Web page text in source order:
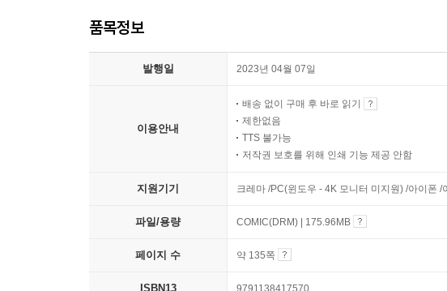
품목정보
발행일 2023년 04월 07일
이용안내
배송 없이 구매 후 바로 읽기
제한없음
TTS 불가능
저작권 보호를 위해 인쇄 기능 제공 안함
지원기기 크레마 /PC(윈도우 - 4K 모니터 미지원) /아이폰
파일/용량 COMIC(DRM) | 175.96MB
페이지 수 약 135쪽
ISBN13